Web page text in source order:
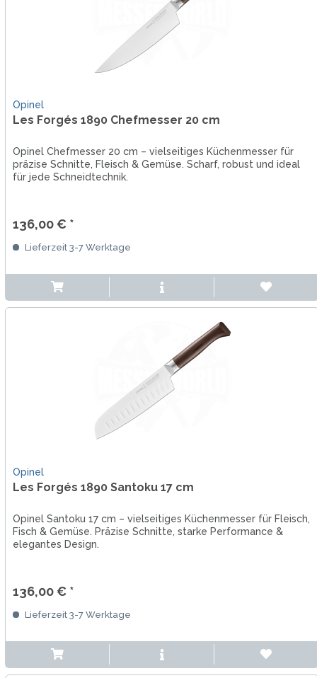
Opinel
Les Forgés 1890 Chefmesser 20 cm
Opinel Chefmesser 20 cm – vielseitiges Küchenmesser für
präzise Schnitte, Fleisch & Gemüse. Scharf, robust und ideal
für jede Schneidtechnik.
136,00 € *
Lieferzeit 3-7 Werktage
Opinel
Les Forgés 1890 Santoku 17 cm
Opinel Santoku 17 cm – vielseitiges Küchenmesser für Fleisch,
Fisch & Gemüse. Präzise Schnitte, starke Performance &
elegantes Design.
136,00 € *
Lieferzeit 3-7 Werktage